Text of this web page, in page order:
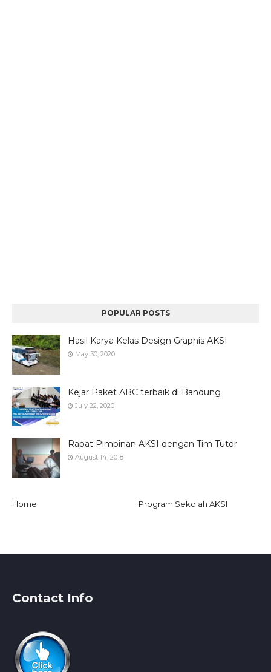
POPULAR POSTS
Hasil Karya Kelas Design Graphis AKSI
May 30, 2020
Kejar Paket ABC terbaik di Bandung
July 22, 2020
Rapat Pimpinan AKSI dengan Tim Tutor
August 14, 2018
Home Program Sekolah AKSI
Contact Info